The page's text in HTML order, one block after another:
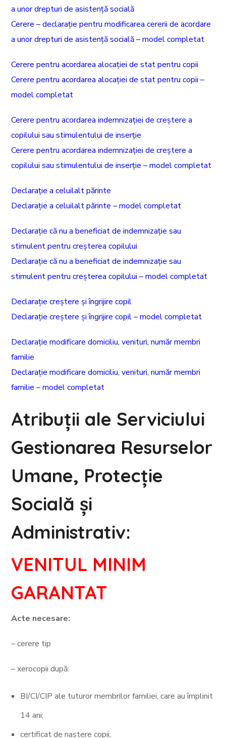
a unor drepturi de asistență socială
Cerere – declarație pentru modificarea cererii de acordare
a unor drepturi de asistență socială – model completat
Cerere pentru acordarea alocației de stat pentru copii
Cerere pentru acordarea alocației de stat pentru copii –
model completat
Cerere pentru acordarea indemnizației de creștere a
copilului sau stimulentului de inserție
Cerere pentru acordarea indemnizației de creștere a
copilului sau stimulentului de inserție – model completat
Declarație a celuilalt părinte
Declarație a celuilalt părinte – model completat
Declarație că nu a beneficiat de indemnizație sau
stimulent pentru creșterea copilului
Declarație că nu a beneficiat de indemnizație sau
stimulent pentru creșterea copilului – model completat
Declarație creștere și îngrijire copil
Declarație creștere și îngrijire copil – model completat
Declarație modificare domiciliu, venituri, număr membri
familie
Declarație modificare domiciliu, venituri, număr membri
familie – model completat
Atribuții ale Serviciului
Gestionarea Resurselor
Umane, Protecție
Socială și
Administrativ:
VENITUL MINIM
GARANTAT
Acte necesare:
– cerere tip
– xerocopii după:
BI/CI/CIP ale tuturor membrilor familiei, care au împlinit
14 ani;
certificat de naștere copii;